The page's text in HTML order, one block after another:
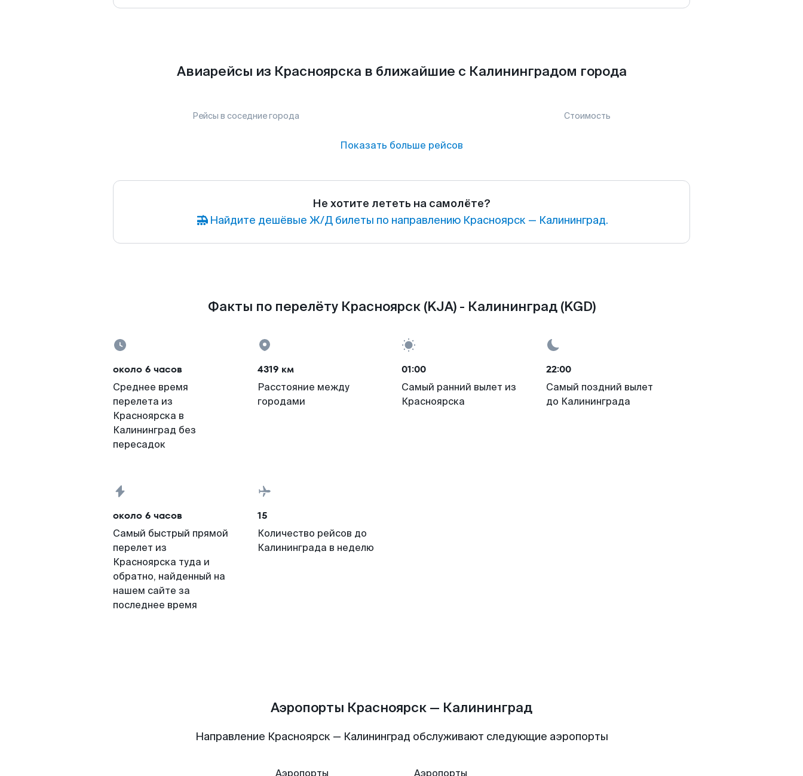
Авиарейсы из Красноярска в ближайшие с Калининградом города
Рейсы в соседние города Стоимость
Показать больше рейсов
Не хотите лететь на самолёте?
Найдите дешёвые Ж/Д билеты по направлению Красноярск — Калининград.
Факты по перелёту Красноярск (KJA) - Калининград (KGD)
около 6 часов
Среднее время
перелета из
Красноярска в
Калининград без
пересадок
4319 км
Расстояние между
городами
01:00
Самый ранний вылет из
Красноярска
22:00
Самый поздний вылет
до Калининграда
около 6 часов
Самый быстрый прямой
перелет из
Красноярска туда и
обратно, найденный на
нашем сайте за
последнее время
15
Количество рейсов до
Калининграда в неделю
Аэропорты Красноярск — Калининград
Направление Красноярск — Калининград обслуживают следующие аэропорты
Аэропорты
Аэропорты